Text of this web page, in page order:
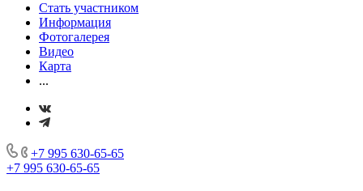
Стать участником
Информация
Фотогалерея
Видео
Карта
...
+7 995 630-65-65
+7 995 630-65-65